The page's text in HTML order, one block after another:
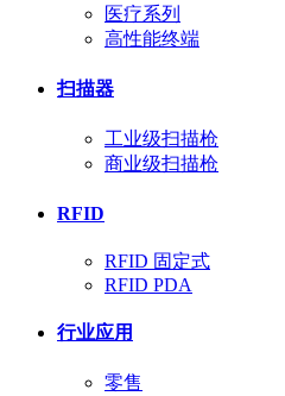
医疗系列
高性能终端
扫描器
工业级扫描枪
商业级扫描枪
RFID
RFID 固定式
RFID PDA
行业应用
零售